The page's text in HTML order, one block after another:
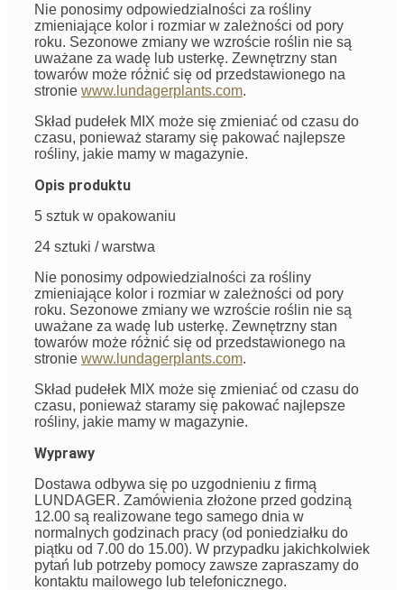
Nie ponosimy odpowiedzialności za rośliny
zmieniające kolor i rozmiar w zależności od pory
roku. Sezonowe zmiany we wzroście roślin nie są
uważane za wadę lub usterkę. Zewnętrzny stan
towarów może różnić się od przedstawionego na
stronie www.lundagerplants.com.
Skład pudełek MIX może się zmieniać od czasu do
czasu, ponieważ staramy się pakować najlepsze
rośliny, jakie mamy w magazynie.
Opis produktu
5 sztuk w opakowaniu
24 sztuki / warstwa
Nie ponosimy odpowiedzialności za rośliny
zmieniające kolor i rozmiar w zależności od pory
roku. Sezonowe zmiany we wzroście roślin nie są
uważane za wadę lub usterkę. Zewnętrzny stan
towarów może różnić się od przedstawionego na
stronie www.lundagerplants.com.
Skład pudełek MIX może się zmieniać od czasu do
czasu, ponieważ staramy się pakować najlepsze
rośliny, jakie mamy w magazynie.
Wyprawy
Dostawa odbywa się po uzgodnieniu z firmą
LUNDAGER. Zamówienia złożone przed godziną
12.00 są realizowane tego samego dnia w
normalnych godzinach pracy (od poniedziałku do
piątku od 7.00 do 15.00). W przypadku jakichkolwiek
pytań lub potrzeby pomocy zawsze zapraszamy do
kontaktu mailowego lub telefonicznego.